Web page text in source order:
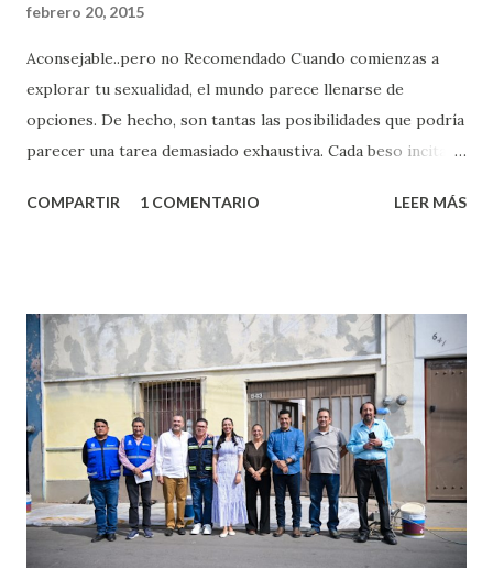
febrero 20, 2015
Aconsejable..pero no Recomendado Cuando comienzas a
explorar tu sexualidad, el mundo parece llenarse de
opciones. De hecho, son tantas las posibilidades que podría
parecer una tarea demasiado exhaustiva. Cada beso incita
partes de ti que jamás hubieras imaginado. El problema es
conoces ni la mitad de lo que deberías saber. Pero incluso
quienes ya han tenido relaciones sexuales no son expertos
o expertas en el tema. Siempre hay algo nuevo que
aprender y nuevas experiencias que conocer. Si eres una
chica y aún no has tenido relaciones sexuales, tal vez
pienses que el sexo será increíble y no puedas esperar para
experimentarlo, pero como cualquier persona con
experiencia te dirá, siempre es mejor cuando ambas partes
COMPARTIR 1 COMENTARIO LEER MÁS